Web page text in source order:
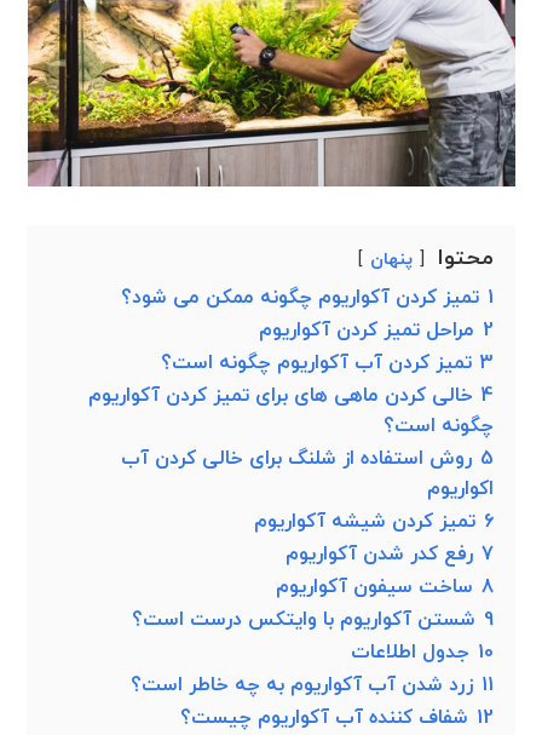
محتوا پنهان
1 تمیز کردن آکواریوم چگونه ممکن می شود؟
2 مراحل تمیز کردن آکواریوم
3 تمیز کردن آب آکواریوم چگونه است؟
4 خالی کردن ماهی های برای تمیز کردن آکواریوم
چگونه است؟
5 روش استفاده از شلنگ برای خالی کردن آب
اکواریوم
6 تمیز کردن شیشه آکواریوم
7 رفع کدر شدن آکواریوم
8 ساخت سیفون آکواریوم
9 شستن آکواریوم با وایتکس درست است؟
10 جدول اطلاعات
11 زرد شدن آب آکواریوم به چه خاطر است؟
12 شفاف کننده آب آکواریوم چیست؟